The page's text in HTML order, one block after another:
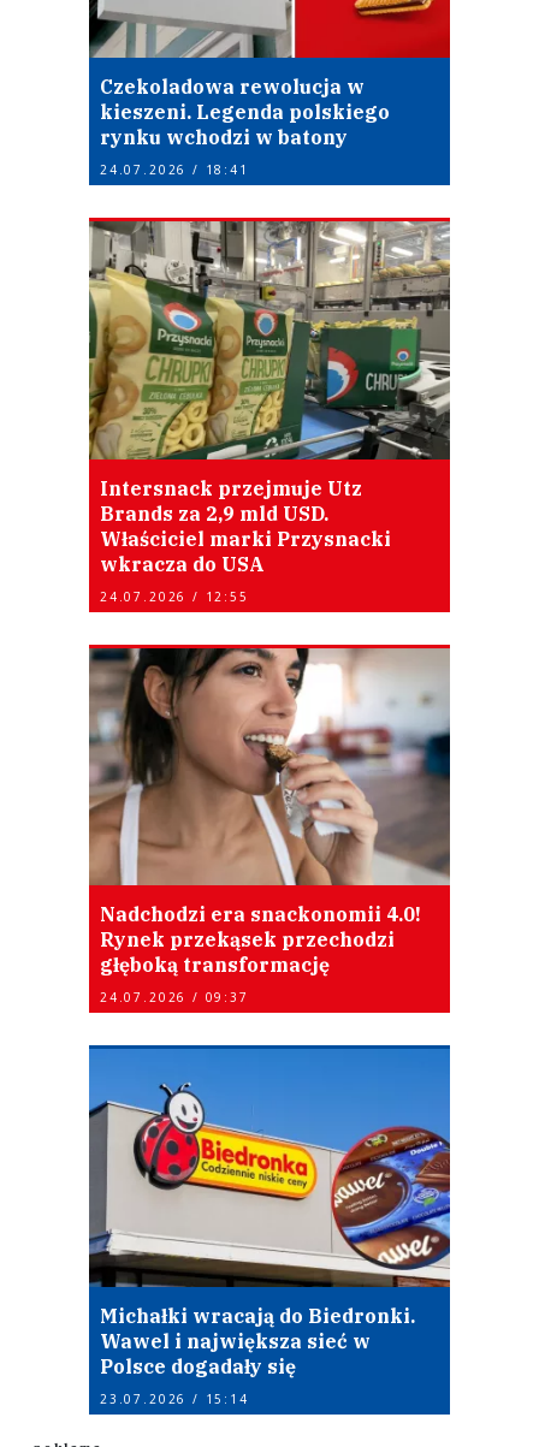
Czekoladowa rewolucja w
kieszeni. Legenda polskiego
rynku wchodzi w batony
24.07.2026 / 18:41
Intersnack przejmuje Utz
Brands za 2,9 mld USD.
Właściciel marki Przysnacki
wkracza do USA
24.07.2026 / 12:55
Nadchodzi era snackonomii 4.0!
Rynek przekąsek przechodzi
głęboką transformację
24.07.2026 / 09:37
Michałki wracają do Biedronki.
Wawel i największa sieć w
Polsce dogadały się
23.07.2026 / 15:14